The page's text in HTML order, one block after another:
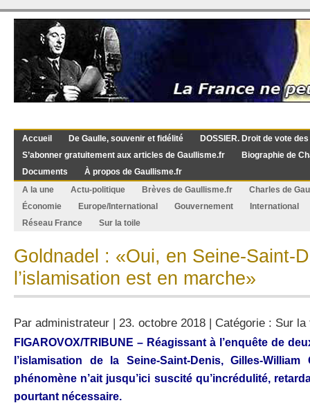
Accueil De Gaulle, souvenir et fidélité
DOSSIER. Droit de vote
S’abonner gratuitement aux articles de Gaullisme.fr
Biographie de
Documents
À propos de Gaullisme.fr
A la une
Actu-politique Brèves de Gaullisme.fr
Charles de
Économie
Europe/International Gouvernement
International
Réseau France
Sur la toile
Goldnadel : «Oui, en Seine-Saint-
l’islamisation est en marche»
Par administrateur | 23. octobre 2018 | Catégorie : Sur la
FIGAROVOX/TRIBUNE – Réagissant à l’enquête de
l’islamisation de la Seine-Saint-Denis, Gilles-
phénomène n’ait jusqu’ici suscité qu’incrédulité,
pourtant nécessaire.